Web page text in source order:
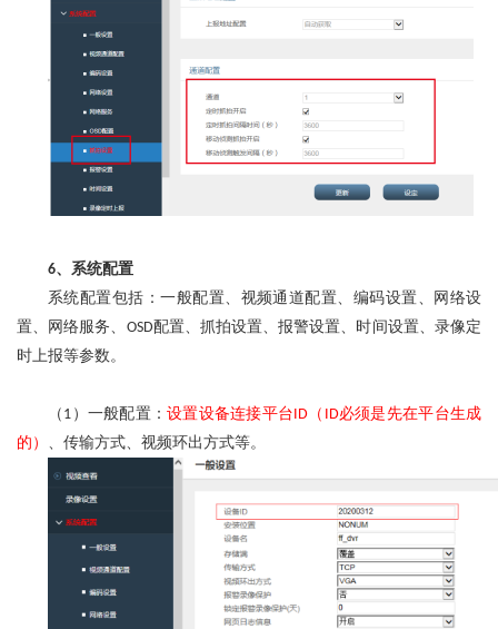
6、系统配置
系统配置包括：一般配置、视频通道配置、编码设置、网络设
置、网络服务、 OSD配置、抓拍设置、报警设置、时间设置、录像定
时上报等参数。
（ 1 ）一般配置：设置设备连接平台 ID （ ID必须是先在平台生成
的）
、传输方式、视频环出方式等。